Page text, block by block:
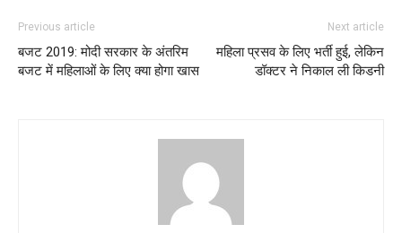
Previous article
बजट 2019: मोदी सरकार के अंतरिम
बजट में महिलाओं के लिए क्या होगा खास
Next article
महिला प्रसव के लिए भर्ती हुई, लेकिन
डॉक्टर ने निकाल ली किडनी